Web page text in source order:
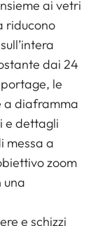
ai vetri
riducono
dai 24
le
a diaframma
e dettagli
messa a
zoom
e schizzi